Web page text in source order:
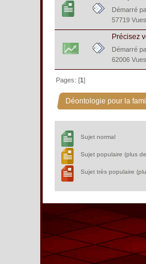
Démarré
57719
Précisez
Démarré
62006
Pages: [1]
Déontologie pour la
Sujet normal
Sujet populaire (plus
Sujet très populaire